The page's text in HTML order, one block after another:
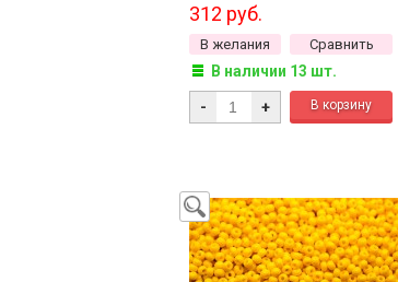
312 руб.
В желания Сравнить
В наличии 13 шт.
- +